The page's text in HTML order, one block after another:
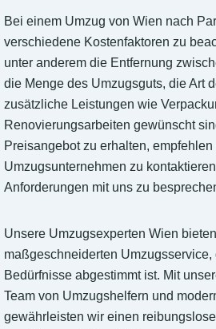
Bei einem Umzug von Wien nach
verschiedene Kostenfaktoren zu
unter anderem die Entfernung
die Menge des Umzugsguts, die Art
zusätzliche Leistungen wie
Renovierungsarbeiten gewünscht
Preisangebot zu erhalten, empfehlen
Umzugsunternehmen zu
Anforderungen mit uns zu
Unsere Umzugsexperten Wien
maßgeschneiderten Umzugsservice,
Bedürfnisse abgestimmt ist. Mit
Team von Umzugshelfern und
gewährleisten wir einen